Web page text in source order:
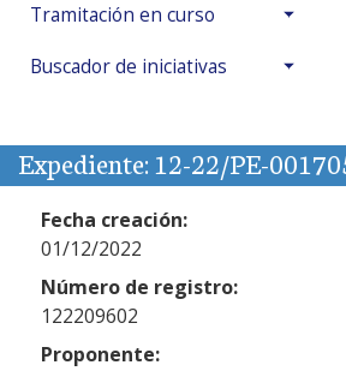
Tramitación en curso
Buscador de iniciativas
Expediente: 12-22/PE-
Fecha creación:
01/12/2022
Número de registro:
122209602
Proponente: